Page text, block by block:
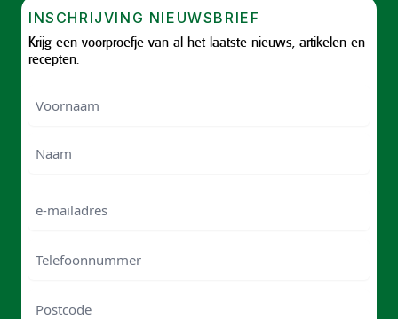
INSCHRIJVING NIEUWSBRIEF
Krijg een voorproefje van al het laatste nieuws, artikelen en
recepten.
mailadres